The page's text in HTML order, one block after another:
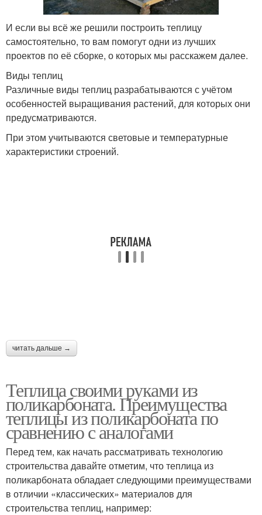
Всесезонная теплица Зимние теплицы
И если вы всё же решили построить теплицу
самостоятельно, то вам помогут одни из лучших
проектов по её сборке, о которых мы расскажем далее.
Виды теплиц
Различные виды теплиц разрабатываются с учётом
особенностей выращивания растений, для которых они
предусматриваются.
При этом учитываются световые и температурные
характеристики строений.
читать дальше →
Теплица своими руками из
поликарбоната. Преимущества
теплицы из поликарбоната по
сравнению с аналогами
Перед тем, как начать рассматривать технологию
строительства давайте отметим, что теплица из
поликарбоната обладает следующими преимуществами
в отличии «классических» материалов для
строительства теплиц, например: